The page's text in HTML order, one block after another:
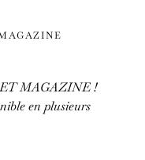
MAGAZINE !
en plusieurs